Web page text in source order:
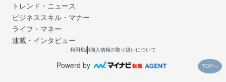
TOPへ
トレンド・ニュース
ビジネススキル・マナー
ライフ・マネー
連載・インタビュー
利用規約個人情報の取り扱いについて
Powerd by